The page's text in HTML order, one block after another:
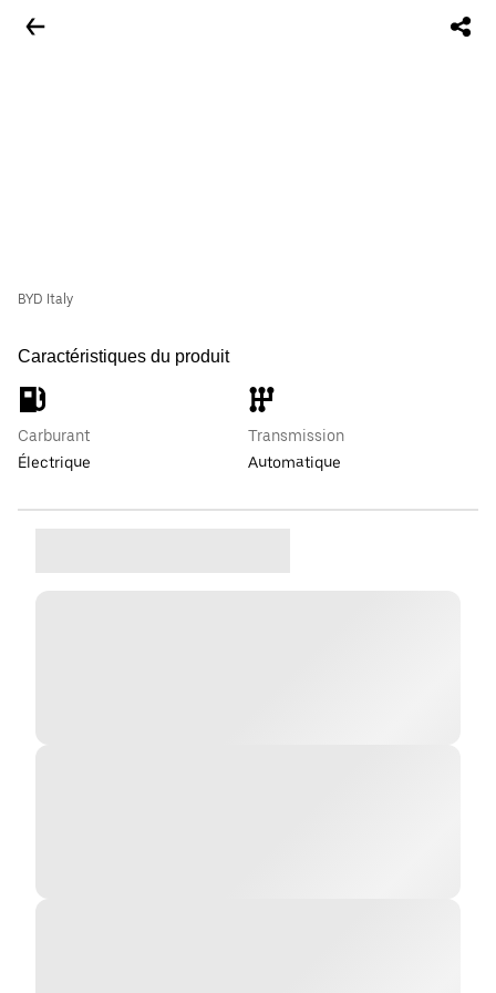
BYD Italy
Caractéristiques du produit
Carburant
Électrique
Transmission
Automatique